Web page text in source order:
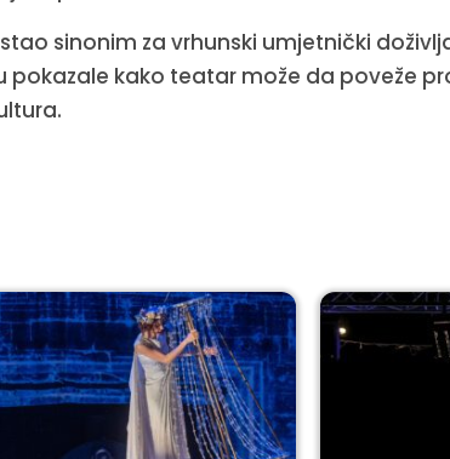
sinonim za vrhunski umjetnički
pokazale kako teatar može da poveže